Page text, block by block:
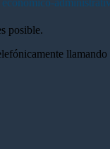
posible.